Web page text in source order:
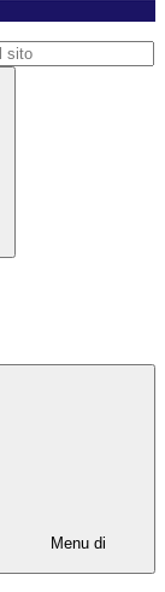
Menu di